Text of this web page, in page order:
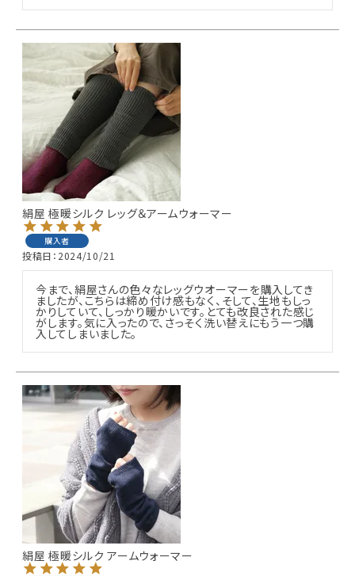
絹屋 極暖シルク レッグ＆アームウォーマー
購入者
投稿日 2024/10/21
今まで、絹屋さんの色々なレッグウオーマーを購入してき
ましたが、こちらは締め付け感もなく、そして、生地もしっ
かりしていて、しっかり暖かいです。とても改良された感じ
がします。気に入ったので、さっそく洗い替えにもう一つ購
入してしまいました。
絹屋 極暖シルク アームウォーマー